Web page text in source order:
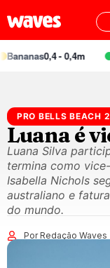
0,4 - 0,4m
PRO BELLS BEACH
Luana é
Luana Silva
termina como
Isabella Nichols
australiano e
do mundo.
Por Redação Waves